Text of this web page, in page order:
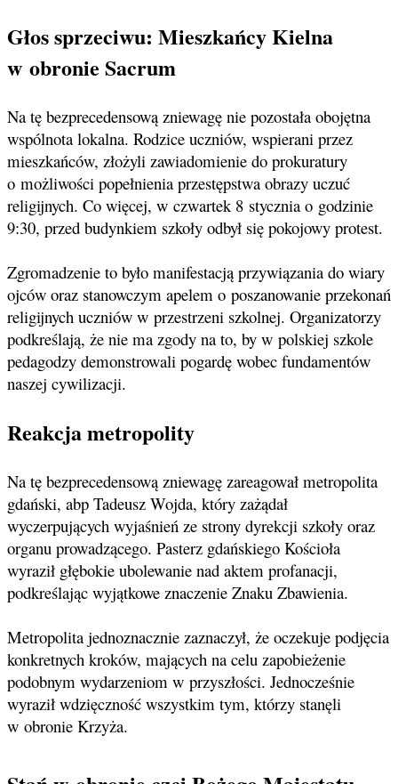
Głos sprzeciwu: Mieszkańcy Kielna
w obronie Sacrum
Na tę bezprecedensową zniewagę nie pozostała obojętna
wspólnota lokalna. Rodzice uczniów, wspierani przez
mieszkańców, złożyli zawiadomienie do prokuratury
o możliwości popełnienia przestępstwa obrazy uczuć
religijnych. Co więcej, w czwartek 8 stycznia o godzinie
9:30, przed budynkiem szkoły odbył się pokojowy protest.
Zgromadzenie to było manifestacją przywiązania do wiary
ojców oraz stanowczym apelem o poszanowanie przekonań
religijnych uczniów w przestrzeni szkolnej. Organizatorzy
podkreślają, że nie ma zgody na to, by w polskiej szkole
pedagodzy demonstrowali pogardę wobec fundamentów
naszej cywilizacji.
Reakcja metropolity
Na tę bezprecedensową zniewagę zareagował metropolita
gdański, abp Tadeusz Wojda, który zażądał
wyczerpujących wyjaśnień ze strony dyrekcji szkoły oraz
organu prowadzącego. Pasterz gdańskiego Kościoła
wyraził głębokie ubolewanie nad aktem profanacji,
podkreślając wyjątkowe znaczenie Znaku Zbawienia.
Metropolita jednoznacznie zaznaczył, że oczekuje podjęcia
konkretnych kroków, mających na celu zapobieżenie
podobnym wydarzeniom w przyszłości. Jednocześnie
wyraził wdzięczność wszystkim tym, którzy stanęli
w obronie Krzyża.